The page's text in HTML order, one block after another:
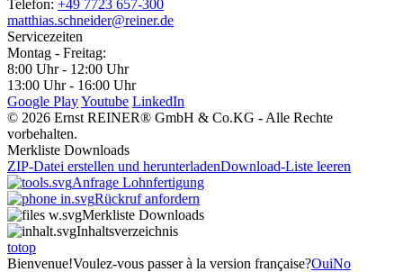
Telefon: +49 7723 657-300
matthias.schneider@reiner.de
Servicezeiten
Montag - Freitag:
8:00 Uhr - 12:00 Uhr
13:00 Uhr - 16:00 Uhr
Google PlayYoutube LinkedIn
© 2026 Ernst REINER® GmbH & Co.KG - Alle Rechte
vorbehalten.
Merkliste Downloads
ZIP-Datei erstellen und herunterladenDownload-Liste leeren
Anfrage Lohnfertigung
Rückruf anfordern
Merkliste Downloads
Inhaltsverzeichnis
totop
Bienvenue!Voulez-vous passer à la version française?OuiNo